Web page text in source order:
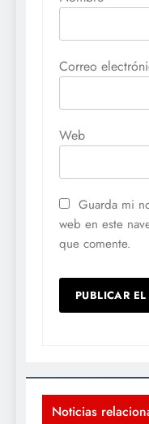
Correo
Web
Guarda mi
web en este
que comente.
Noticias